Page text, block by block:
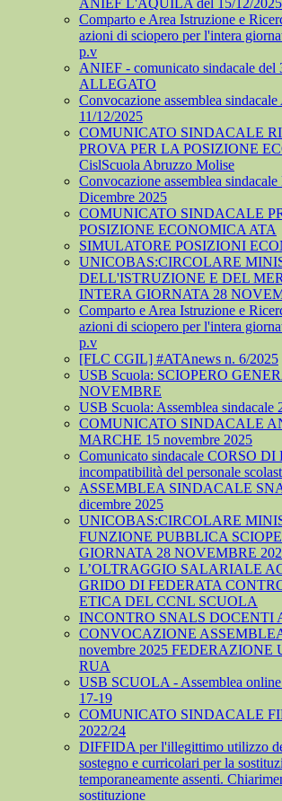
ANIEF L'AQUILA del 15/12/2025
Comparto e Area Istruzione e
azioni di sciopero per l'intera
p.v
ANIEF - comunicato sindacale del
ALLEGATO
Convocazione assemblea
11/12/2025
COMUNICATO SINDACALE
PROVA PER LA POSIZIONE
CislScuola Abruzzo Molise
Convocazione assemblea
Dicembre 2025
COMUNICATO SINDACALE
POSIZIONE ECONOMICA ATA
SIMULATORE POSIZIONI
UNICOBAS:CIRCOLARE
DELL'ISTRUZIONE E DEL
INTERA GIORNATA 28
Comparto e Area Istruzione e
azioni di sciopero per l'intera
p.v
[FLC CGIL] #ATAnews n. 6/2025
USB Scuola: SCIOPERO
NOVEMBRE
USB Scuola: Assemblea sindacale
COMUNICATO SINDACALE
MARCHE 15 novembre 2025
Comunicato sindacale CORSO
incompatibilità del personale
ASSEMBLEA SINDACALE
dicembre 2025
UNICOBAS:CIRCOLARE
FUNZIONE PUBBLICA
GIORNATA 28 NOVEMBRE
L’OLTRAGGIO SALARIALE
GRIDO DI FEDERATA
ETICA DEL CCNL SCUOLA
INCONTRO SNALS DOCENTI
CONVOCAZIONE
novembre 2025 FEDERAZIONE
RUA
USB SCUOLA - Assemblea
17-19
COMUNICATO SINDACALE
2022/24
DIFFIDA per l'illegittimo utilizzo
sostegno e curricolari per la
temporaneamente assenti.
sostituzione